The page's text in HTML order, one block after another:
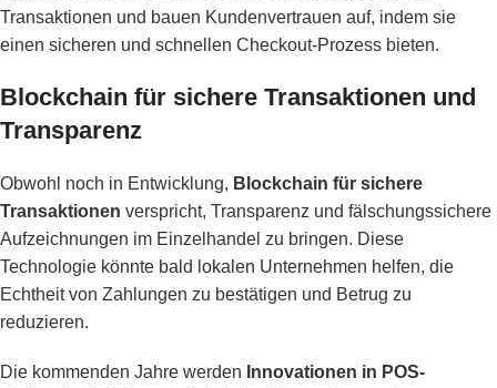
Transaktionen und bauen Kundenvertrauen auf, indem sie
einen sicheren und schnellen Checkout-Prozess bieten.
Blockchain für sichere Transaktionen und
Transparenz
Obwohl noch in Entwicklung, Blockchain für sichere
Transaktionen verspricht, Transparenz und fälschungssichere
Aufzeichnungen im Einzelhandel zu bringen. Diese
Technologie könnte bald lokalen Unternehmen helfen, die
Echtheit von Zahlungen zu bestätigen und Betrug zu
reduzieren.
Die kommenden Jahre werden Innovationen in POS-